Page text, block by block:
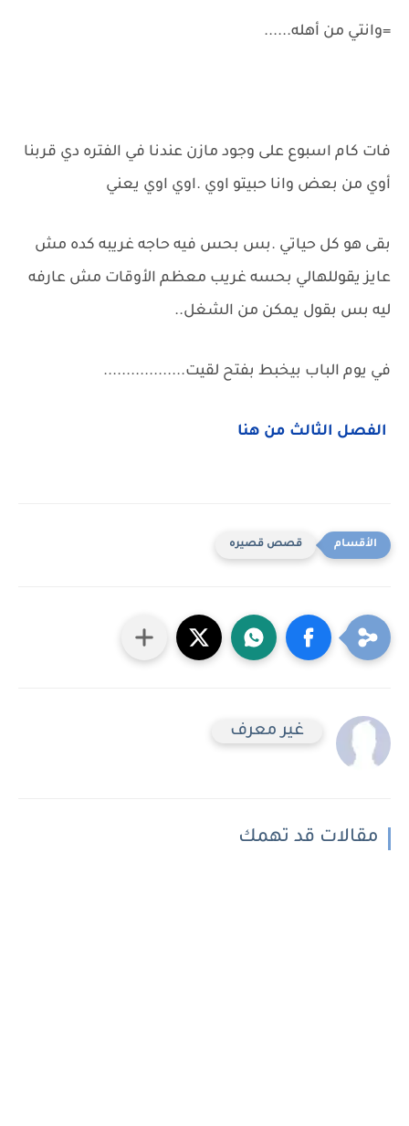
=وانتي من أهله......
فات كام اسبوع على وجود مازن عندنا في الفتره دي قربنا
أوي من بعض وانا حبيتو اوي .اوي اوي يعني
بقى هو كل حياتي .بس بحس فيه حاجه غريبه كده مش
عايز يقوللهالي بحسه غريب معظم الأوقات مش عارفه
ليه بس بقول يمكن من الشغل..
في يوم الباب بيخبط بفتح لقيت..................
الفصل الثالث من هنا
قصص قصيره
غير معرف
مقالات قد تهمك